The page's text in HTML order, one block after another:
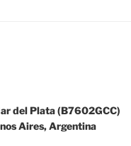
del Plata (B7602GCC)
Aires, Argentina